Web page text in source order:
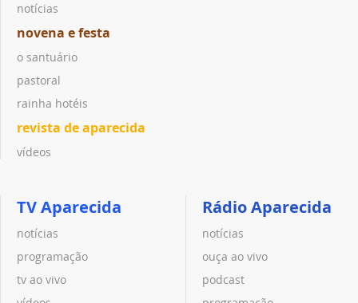
notícias
novena e festa
o santuário
pastoral
rainha hotéis
revista de aparecida
vídeos
TV Aparecida
notícias
programação
tv ao vivo
Rádio Aparecida
notícias
ouça ao vivo
podcast